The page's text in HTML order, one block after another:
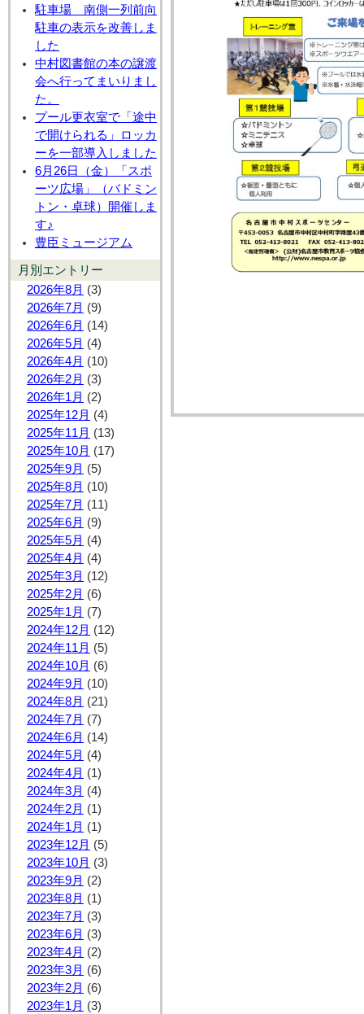
駐車場 南側一列前向
駐車の表示を改善しま
した
中村図書館の本の譲渡
会へ行ってまいりまし
た。
プール更衣室で「途中
で開けられる」ロッカ
ーを一部導入しました
6月26日（金）「スポ
ーツ広場」（バドミン
トン・卓球）開催しま
す♪
豊臣ミュージアム
月別エントリー
2026年8月 (3)
2026年7月 (9)
2026年6月 (14)
2026年5月 (4)
2026年4月 (10)
2026年2月 (3)
2026年1月 (2)
2025年12月 (4)
2025年11月 (13)
2025年10月 (17)
2025年9月 (5)
2025年8月 (10)
2025年7月 (11)
2025年6月 (9)
2025年5月 (4)
2025年4月 (4)
2025年3月 (12)
2025年2月 (6)
2025年1月 (7)
2024年12月 (12)
2024年11月 (5)
2024年10月 (6)
2024年9月 (10)
2024年8月 (21)
2024年7月 (7)
2024年6月 (14)
2024年5月 (4)
2024年4月 (1)
2024年3月 (4)
2024年2月 (1)
2024年1月 (1)
2023年12月 (5)
2023年10月 (3)
2023年9月 (2)
2023年8月 (1)
2023年7月 (3)
2023年6月 (3)
2023年4月 (2)
2023年3月 (6)
2023年2月 (6)
2023年1月 (3)